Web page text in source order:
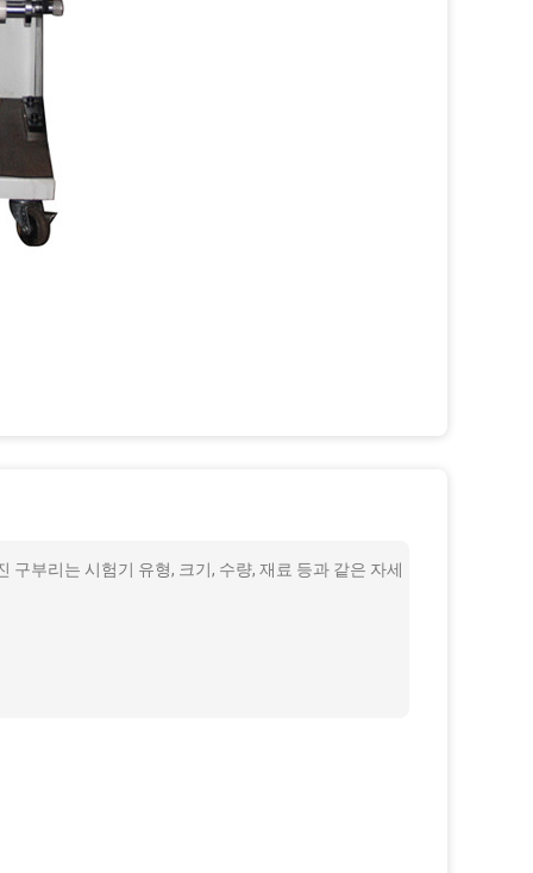
부리는 시험기 유형, 크기, 수량, 재료 등과 같은 자세